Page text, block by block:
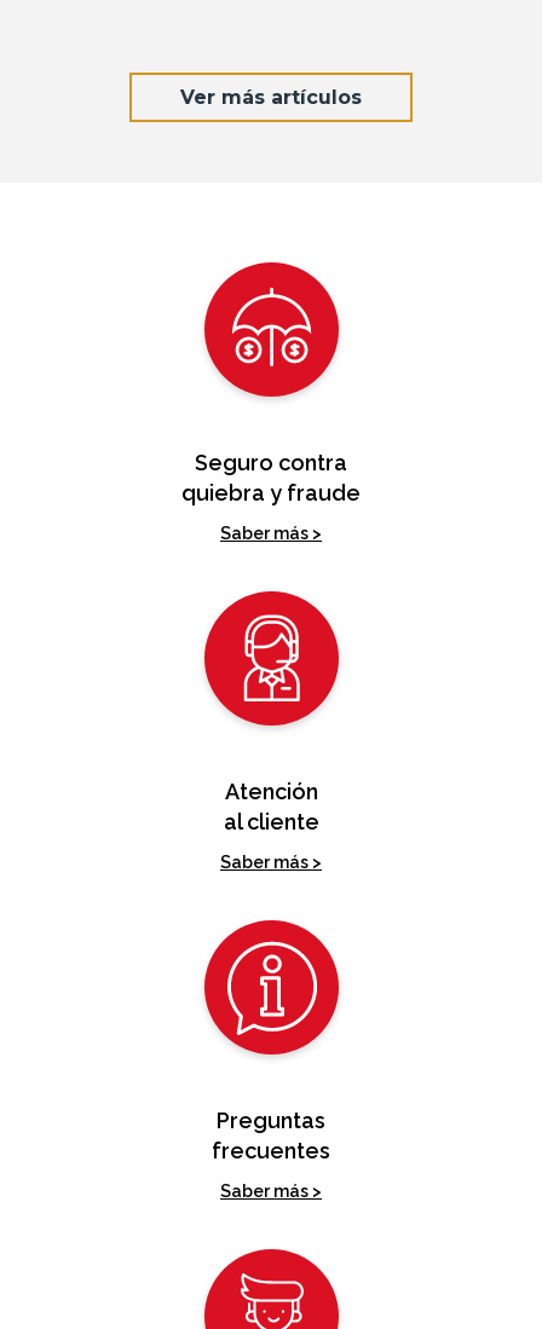
Ver más artículos
Seguro contra
quiebra y fraude
Saber más >
Atención
al cliente
Saber más >
Preguntas
frecuentes
Saber más >